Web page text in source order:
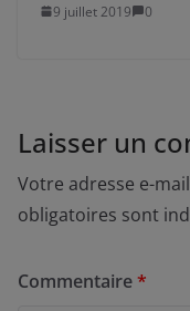
9 juillet 2019 0
Laisser un
Votre adresse e-
obligatoires sont
Commentaire*